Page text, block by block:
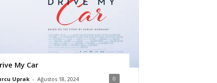
My Car
Uprak - Ağustos 18, 2024 0